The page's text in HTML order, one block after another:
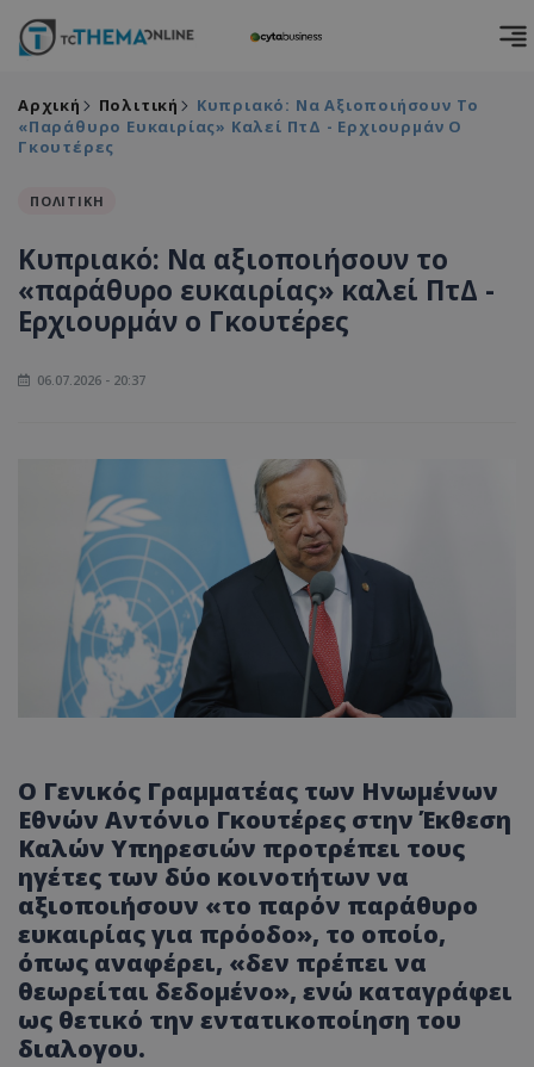
Αρχική Πολιτική
Κυπριακό: Να Αξιοποιήσουν Το
«παράθυρο Ευκαιρίας» Καλεί ΠτΔ - Ερχιουρμάν Ο
Γκουτέρες
ΠΟΛΙΤΙΚΗ
Κυπριακό: Να αξιοποιήσουν το
«παράθυρο ευκαιρίας» καλεί ΠτΔ -
Ερχιουρμάν ο Γκουτέρες
06.07.2026 - 20:37
Ο Γενικός Γραμματέας των Ηνωμένων
Εθνών Αντόνιο Γκουτέρες στην Έκθεση
Καλών Υπηρεσιών προτρέπει τους
ηγέτες των δύο κοινοτήτων να
αξιοποιήσουν «το παρόν παράθυρο
ευκαιρίας για πρόοδο», το οποίο,
όπως αναφέρει, «δεν πρέπει να
θεωρείται δεδομένο», ενώ καταγράφει
ως θετικό την εντατικοποίηση του
διαλογου.